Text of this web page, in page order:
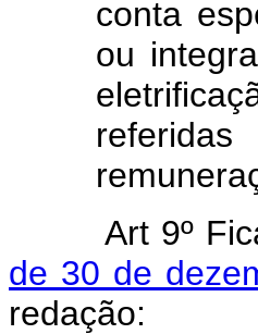
conta
ou
Art 9º
de 30 de
redação: